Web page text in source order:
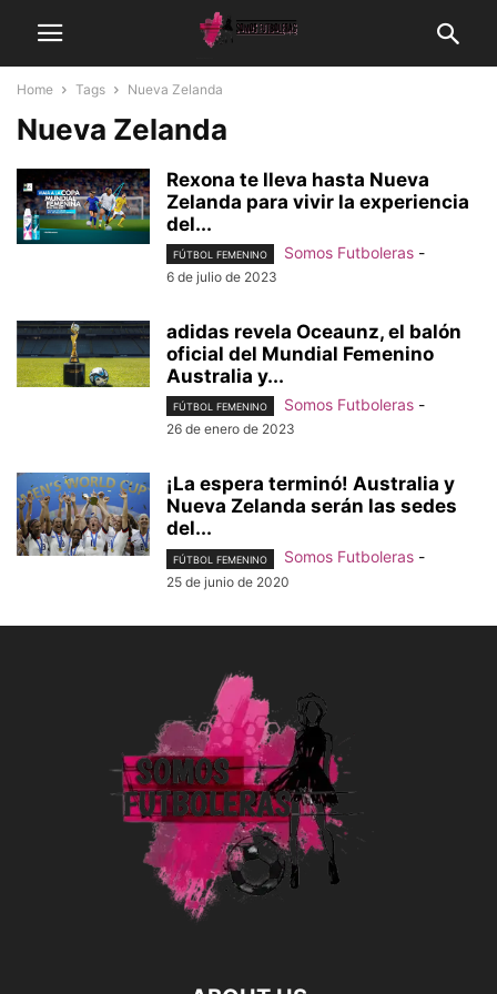
Home Tags Nueva Zelanda
Nueva Zelanda
Rexona te lleva hasta Nueva
Zelanda para vivir la experiencia
del...
FÚTBOL FEMENINO Somos Futboleras -
6 de julio de 2023
adidas revela Oceaunz, el balón
oficial del Mundial Femenino
Australia y...
FÚTBOL FEMENINO Somos Futboleras -
26 de enero de 2023
¡La espera terminó! Australia y
Nueva Zelanda serán las sedes
del...
FÚTBOL FEMENINO Somos Futboleras -
25 de junio de 2020